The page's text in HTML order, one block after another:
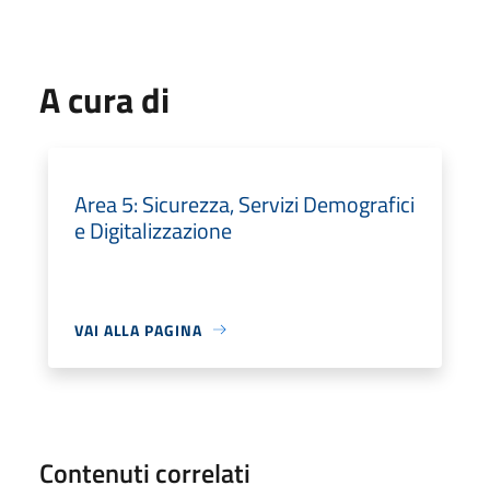
A cura di
Area 5: Sicurezza, Servizi Demografici
e Digitalizzazione
VAI ALLA PAGINA
Contenuti correlati